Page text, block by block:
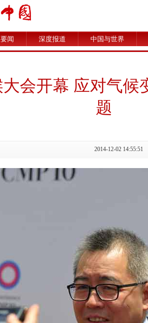
闻 深度报道 中国与世界
会开幕 应对气候
题
2014-12-02